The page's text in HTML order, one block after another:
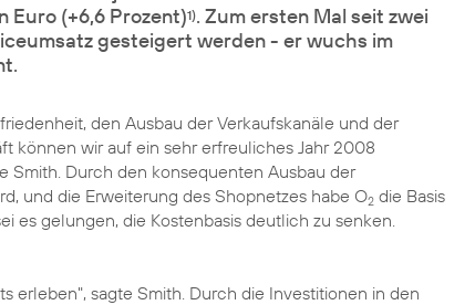
Euro (+6,6 Prozent)1). Zum ersten Mal seit zwei
gesteigert werden - er wuchs im
den Ausbau der Verkaufskanäle und der
können wir auf ein sehr erfreuliches Jahr 2008
Smith. Durch den konsequenten Ausbau der
und die Erweiterung des Shopnetzes habe O2 die Basis
es gelungen, die Kostenbasis deutlich zu senken.
sagte Smith. Durch die Investitionen in den